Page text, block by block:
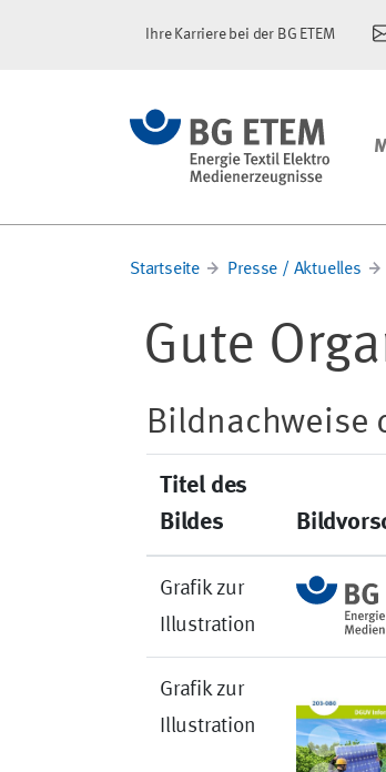
Ihre Karriere bei der BG ETEM
Startseite Presse / Aktuelles
Gute
Bildnachweise
Titel des
Bildes
Grafik zur
Illustration
Grafik zur
Illustration